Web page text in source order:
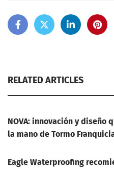
RELATED ARTICLES
NOVA: innovación y diseño
la mano de Tormo
Eagle Waterproofing